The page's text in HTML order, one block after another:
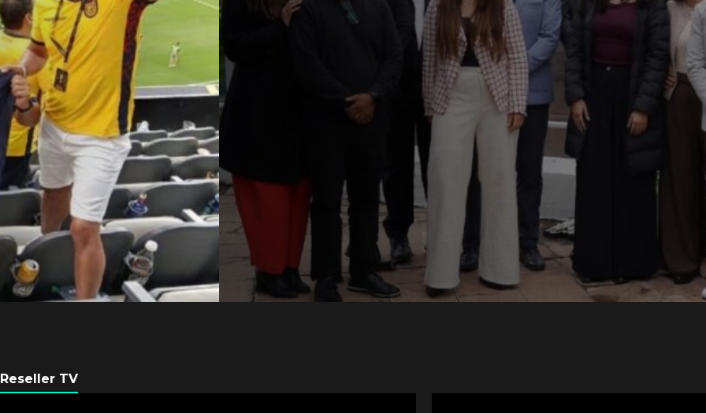
ARGENTINA
Axis Communications
Argentina se fortalece
con nueva sede
POR REDACCIÓN LATAM 6 AGOSTO, 2026
Reseller TV